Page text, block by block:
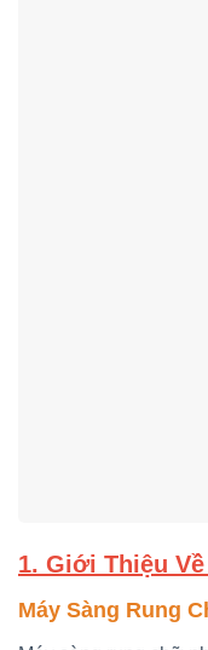
1. Giới Thiệu
Máy Sàng Rung